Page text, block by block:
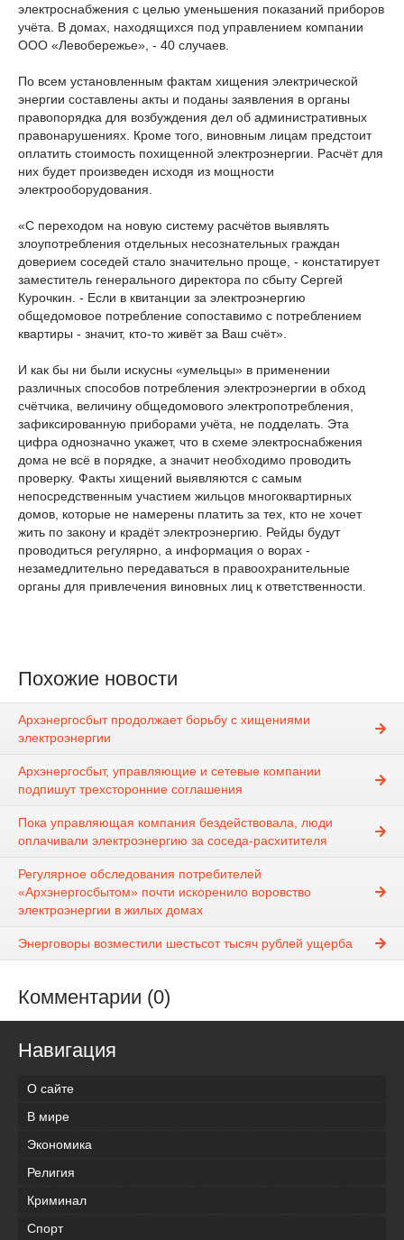
электроснабжения с целью уменьшения показаний приборов
учёта. В домах, находящихся под управлением компании
ООО «Левобережье», - 40 случаев.
По всем установленным фактам хищения электрической
энергии составлены акты и поданы заявления в органы
правопорядка для возбуждения дел об административных
правонарушениях. Кроме того, виновным лицам предстоит
оплатить стоимость похищенной электроэнергии. Расчёт для
них будет произведен исходя из мощности
электрооборудования.
«С переходом на новую систему расчётов выявлять
злоупотребления отдельных несознательных граждан
доверием соседей стало значительно проще, - констатирует
заместитель генерального директора по сбыту Сергей
Курочкин. - Если в квитанции за электроэнергию
общедомовое потребление сопоставимо с потреблением
квартиры - значит, кто-то живёт за Ваш счёт».
И как бы ни были искусны «умельцы» в применении
различных способов потребления электроэнергии в обход
счётчика, величину общедомового электропотребления,
зафиксированную приборами учёта, не подделать. Эта
цифра однозначно укажет, что в схеме электроснабжения
дома не всё в порядке, а значит необходимо проводить
проверку. Факты хищений выявляются с самым
непосредственным участием жильцов многоквартирных
домов, которые не намерены платить за тех, кто не хочет
жить по закону и крадёт электроэнергию. Рейды будут
проводиться регулярно, а информация о ворах -
незамедлительно передаваться в правоохранительные
органы для привлечения виновных лиц к ответственности.
Похожие новости
Архэнергосбыт продолжает борьбу с хищениями
электроэнергии
Архэнергосбыт, управляющие и сетевые компании
подпишут трехсторонние соглашения
Пока управляющая компания бездействовала, люди
оплачивали электроэнергию за соседа-расхитителя
Регулярное обследования потребителей
«Архэнергосбытом» почти искоренило воровство
электроэнергии в жилых домах
Энерговоры возместили шестьсот тысяч рублей ущерба
Комментарии (0)
Навигация
О сайте
В мире
Экономика
Религия
Криминал
Спорт